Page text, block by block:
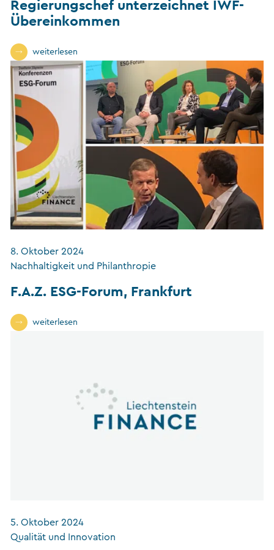
Regierungschef unterzeichnet IWF-
Übereinkommen
weiterlesen
8. Oktober 2024
Nachhaltigkeit und Philanthropie
F.A.Z. ESG-Forum, Frankfurt
weiterlesen
5. Oktober 2024
Qualität und Innovation